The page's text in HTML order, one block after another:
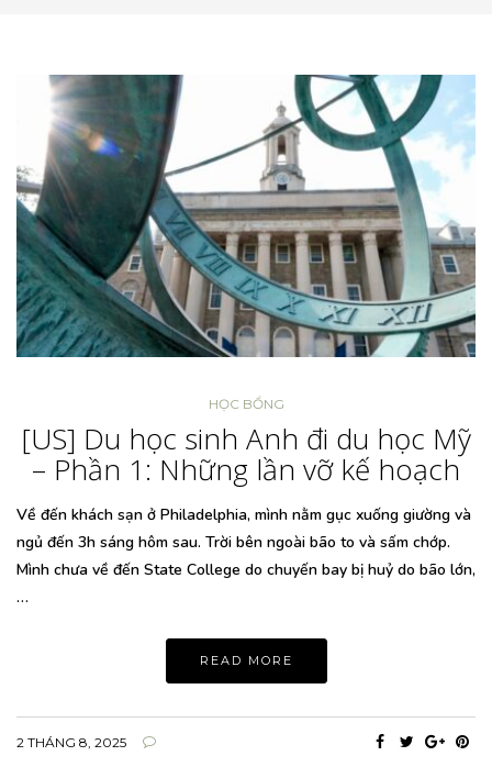
HỌC BỔNG
[US] Du học sinh Anh đi du học Mỹ
– Phần 1: Những lần vỡ kế hoạch
Về đến khách sạn ở Philadelphia, mình nằm gục xuống giường và
ngủ đến 3h sáng hôm sau. Trời bên ngoài bão to và sấm chớp.
Mình chưa về đến State College do chuyến bay bị huỷ do bão lớn,
…
READ MORE
2 THÁNG 8, 2025